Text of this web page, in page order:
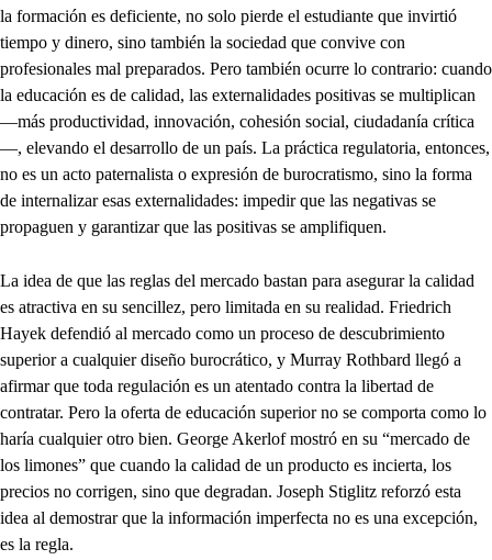
la formación es deficiente, no solo pierde el estudiante que invirtió
tiempo y dinero, sino también la sociedad que convive con
profesionales mal preparados. Pero también ocurre lo contrario: cuando
la educación es de calidad, las externalidades positivas se multiplican
—más productividad, innovación, cohesión social, ciudadanía crítica
—, elevando el desarrollo de un país. La práctica regulatoria, entonces,
no es un acto paternalista o expresión de burocratismo, sino la forma
de internalizar esas externalidades: impedir que las negativas se
propaguen y garantizar que las positivas se amplifiquen.
La idea de que las reglas del mercado bastan para asegurar la calidad
es atractiva en su sencillez, pero limitada en su realidad. Friedrich
Hayek defendió al mercado como un proceso de descubrimiento
superior a cualquier diseño burocrático, y Murray Rothbard llegó a
afirmar que toda regulación es un atentado contra la libertad de
contratar. Pero la oferta de educación superior no se comporta como lo
haría cualquier otro bien. George Akerlof mostró en su “mercado de
los limones” que cuando la calidad de un producto es incierta, los
precios no corrigen, sino que degradan. Joseph Stiglitz reforzó esta
idea al demostrar que la información imperfecta no es una excepción,
es la regla.